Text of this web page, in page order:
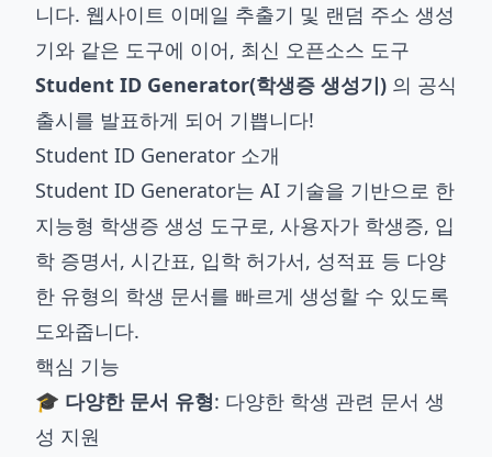
니다. 웹사이트 이메일 추출기 및 랜덤 주소 생성
기와 같은 도구에 이어, 최신 오픈소스 도구
Student ID Generator(학생증 생성기) 의 공식
출시를 발표하게 되어 기쁩니다!
Student ID Generator 소개
Student ID Generator는 AI 기술을 기반으로 한
지능형 학생증 생성 도구로, 사용자가 학생증, 입
학 증명서, 시간표, 입학 허가서, 성적표 등 다양
한 유형의 학생 문서를 빠르게 생성할 수 있도록
도와줍니다.
핵심 기능
🎓 다양한 문서 유형: 다양한 학생 관련 문서 생
성 지원